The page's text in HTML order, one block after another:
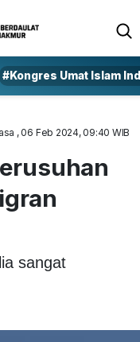
#Kongres Umat Islam
, 06 Feb 2024, 09:40 WIB
sangat